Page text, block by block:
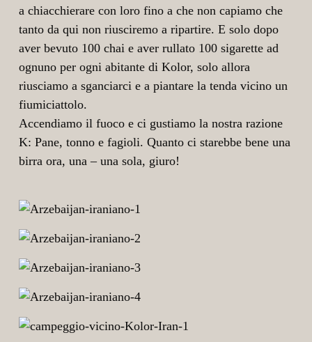
a chiacchierare con loro fino a che non capiamo che
tanto da qui non riusciremo a ripartire. E solo dopo
aver bevuto 100 chai e aver rullato 100 sigarette ad
ognuno per ogni abitante di Kolor, solo allora
riusciamo a sganciarci e a piantare la tenda vicino un
fiumiciattolo.
Accendiamo il fuoco e ci gustiamo la nostra razione
K: Pane, tonno e fagioli. Quanto ci starebbe bene una
birra ora, una – una sola, giuro!